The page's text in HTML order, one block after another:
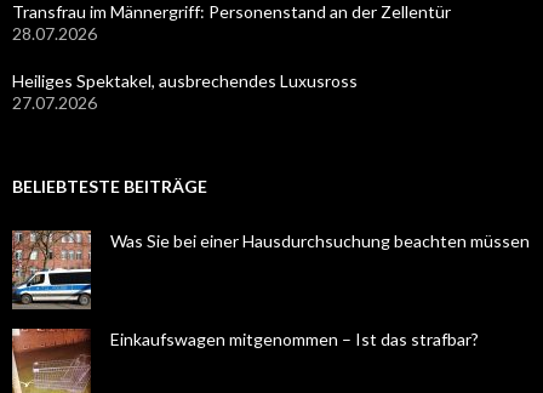
Transfrau im Männergriff: Personenstand an der Zellentür
28.07.2026
Heiliges Spektakel, ausbrechendes Luxusross
27.07.2026
BELIEBTESTE BEITRÄGE
Was Sie bei einer Hausdurchsuchung beachten müssen
Einkaufswagen mitgenommen – Ist das strafbar?